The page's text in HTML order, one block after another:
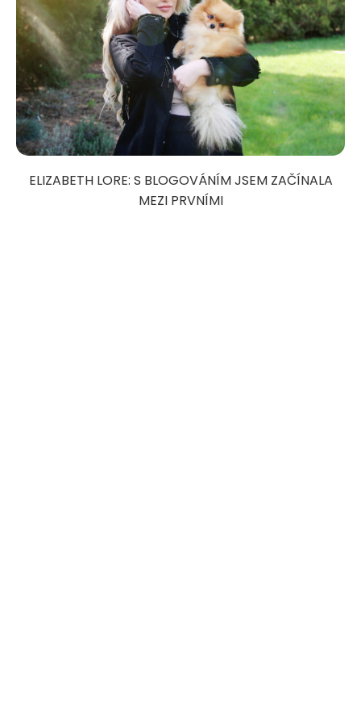
ELIZABETH LORE: S BLOGOVÁNÍM JSEM ZAČÍNALA
MEZI PRVNÍMI